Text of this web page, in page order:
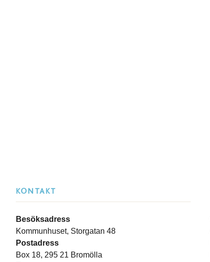
KONTAKT
Besöksadress
Kommunhuset, Storgatan 48
Postadress
Box 18, 295 21 Bromölla